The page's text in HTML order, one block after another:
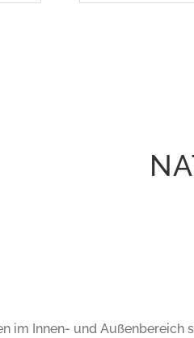
im Innen- und